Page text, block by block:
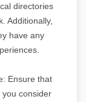
directories
Additionally,
have any
Ensure that
consider